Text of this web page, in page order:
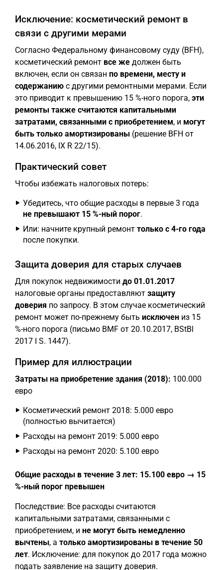
Исключение: косметический ремонт в
связи с другими мерами
Согласно Федеральному финансовому суду (BFH),
косметический ремонт все же должен быть
включен, если он связан по времени, месту и
содержанию с другими ремонтными мерами. Если
это приводит к превышению 15 %-ного порога, эти
ремонты также считаются капитальными
затратами, связанными с приобретением, и могут
быть только амортизированы (решение BFH от
14.06.2016, IX R 22/15).
Практический совет
Чтобы избежать налоговых потерь:
Убедитесь, что общие расходы в первые 3 года
не превышают 15 %-ный порог.
Или: начните крупный ремонт только с 4-го года
после покупки.
Защита доверия для старых случаев
Для покупок недвижимости до 01.01.2017
налоговые органы предоставляют защиту
доверия по запросу. В этом случае косметический
ремонт может по-прежнему быть исключен из 15
%-ного порога (письмо BMF от 20.10.2017, BStBl
2017 I S. 1447).
Пример для иллюстрации
Затраты на приобретение здания (2018): 100.000
евро
Косметический ремонт 2018: 5.000 евро
(полностью вычитается)
Расходы на ремонт 2019: 5.000 евро
Расходы на ремонт 2020: 5.100 евро
Общие расходы в течение 3 лет: 15.100 евро → 15
%-ный порог превышен
Последствие: Все расходы считаются
капитальными затратами, связанными с
приобретением, и не могут быть немедленно
вычтены, а только амортизированы в течение 50
лет. Исключение: для покупок до 2017 года можно
подать заявление на защиту доверия.